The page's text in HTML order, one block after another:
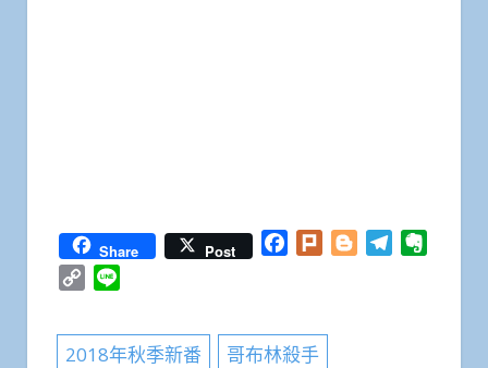
Share Post Facebook
Plurk BloggerTelegram
Copy
2018年秋季新番 哥布林殺手